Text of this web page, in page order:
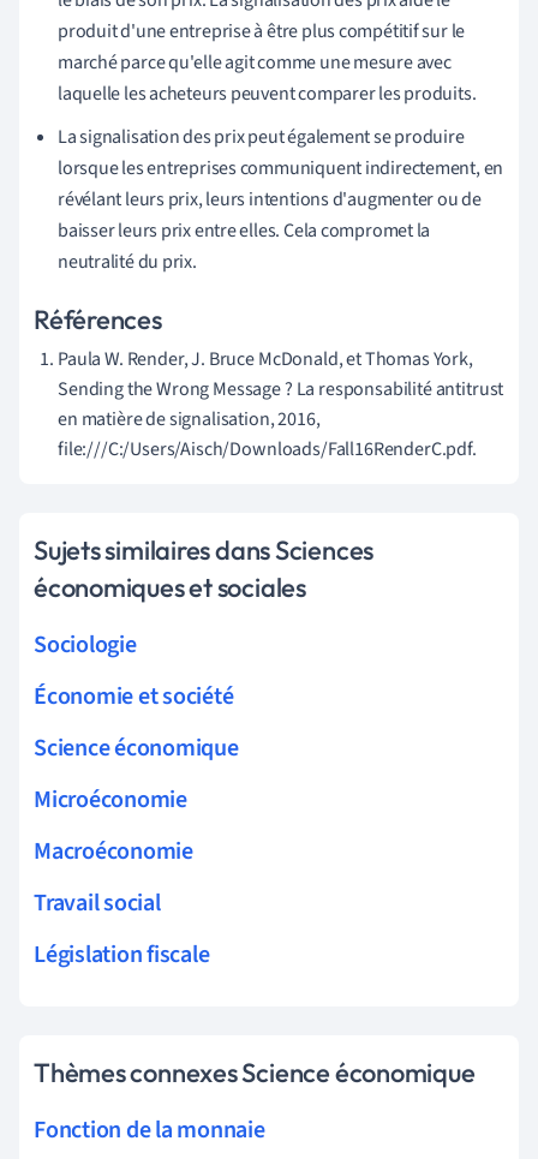
produit d'une entreprise à être plus compétitif sur le
marché parce qu'elle agit comme une mesure avec
laquelle les acheteurs peuvent comparer les produits.
La signalisation des prix peut également se produire
lorsque les entreprises communiquent indirectement, en
révélant leurs prix, leurs intentions d'augmenter ou de
baisser leurs prix entre elles. Cela compromet la
neutralité du prix.
Références
Paula W. Render, J. Bruce McDonald, et Thomas York,
Sending the Wrong Message ? La responsabilité antitrust
en matière de signalisation, 2016,
file:///C:/Users/Aisch/Downloads/Fall16RenderC.pdf.
Sujets similaires dans Sciences
économiques et sociales
Sociologie
Économie et société
Science économique
Microéconomie
Macroéconomie
Travail social
Législation fiscale
Thèmes connexes Science économique
Fonction de la monnaie